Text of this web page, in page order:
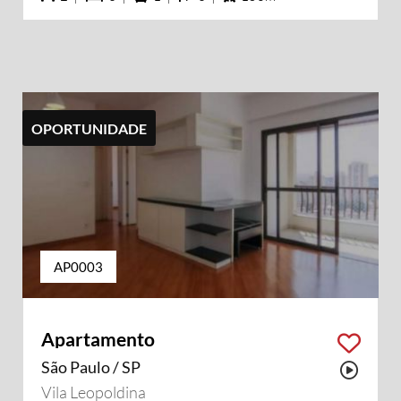
OPORTUNIDADE
AP0003
Apartamento
São Paulo / SP
Vila Leopoldina